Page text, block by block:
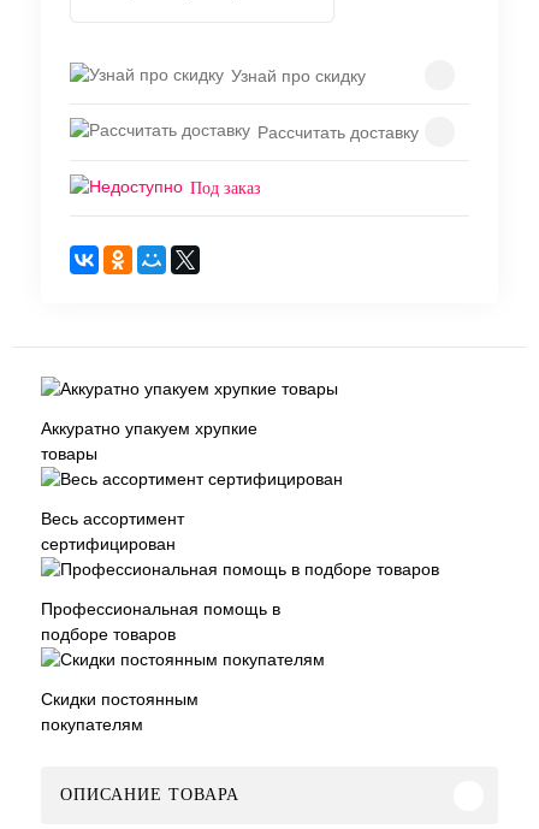
Узнай про скидку
Рассчитать доставку
Под заказ
Аккуратно упакуем хрупкие
товары
Весь ассортимент
сертифицирован
Профессиональная помощь в
подборе товаров
Скидки постоянным
покупателям
ОПИСАНИЕ ТОВАРА